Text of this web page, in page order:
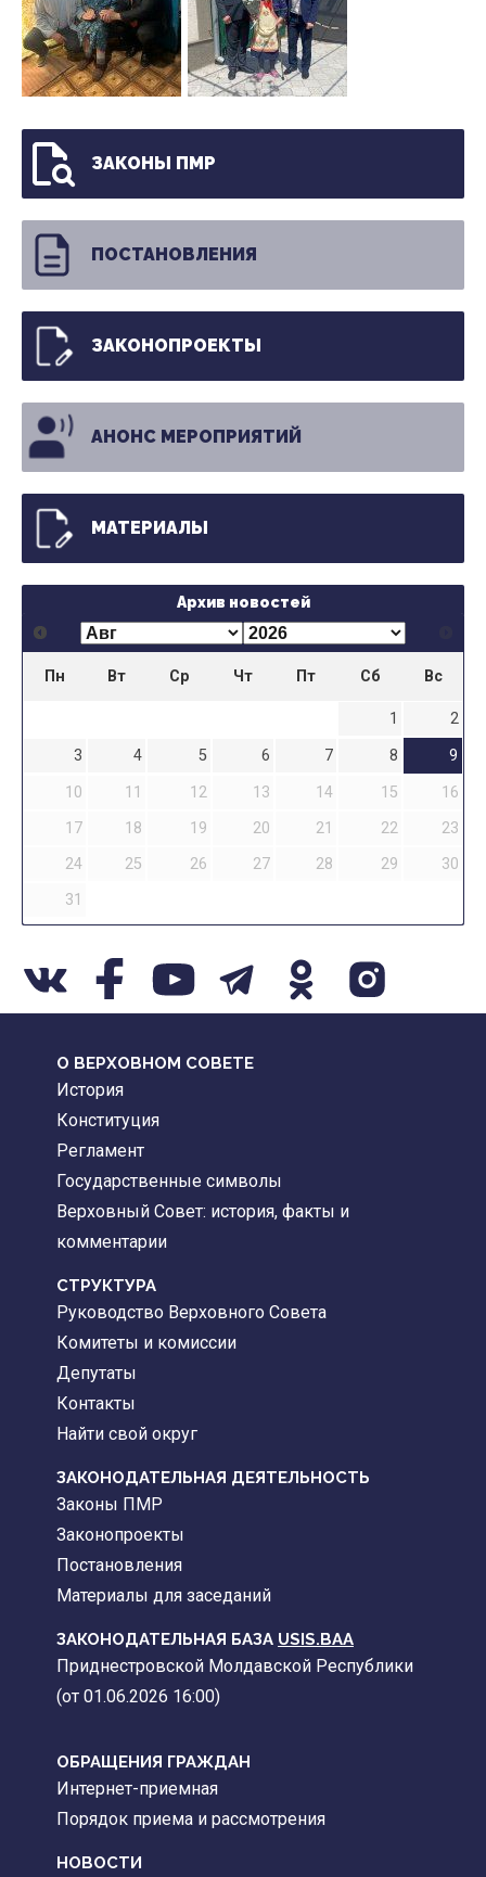
ЗАКОНЫ ПМР
ПОСТАНОВЛЕНИЯ
ЗАКОНОПРОЕКТЫ
АНОНС МЕРОПРИЯТИЙ
МАТЕРИАЛЫ
Архив новостей
Пн Вт Ср Чт Пт Сб Вс
1
2
3
4 5 6 7 8
9
10
11 12 13 14 15
16
17
18 19 20 21 22
23
24
25 26 27 28 29
30
31
О ВЕРХОВНОМ СОВЕТЕ
История
Конституция
Регламент
Государственные символы
Верховный Совет: история, факты и
комментарии
CТРУКТУРА
Руководство Верховного Совета
Комитеты и комиссии
Депутаты
Контакты
Найти свой округ
ЗАКОНОДАТЕЛЬНАЯ ДЕЯТЕЛЬНОСТЬ
Законы ПМР
Законопроекты
Постановления
Материалы для заседаний
ЗАКОНОДАТЕЛЬНАЯ БАЗА USIS.BAA
Приднестровской Молдавской Республики
(от 01.06.2026 16:00)
ОБРАЩЕНИЯ ГРАЖДАН
Интернет-приемная
Порядок приема и рассмотрения
НОВОСТИ